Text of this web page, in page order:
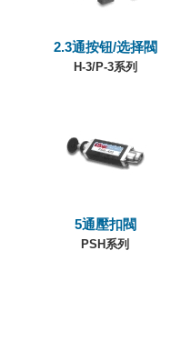
2.3通按钮/选择閥
H-3/P-3系列
5通壓扣閥
PSH系列